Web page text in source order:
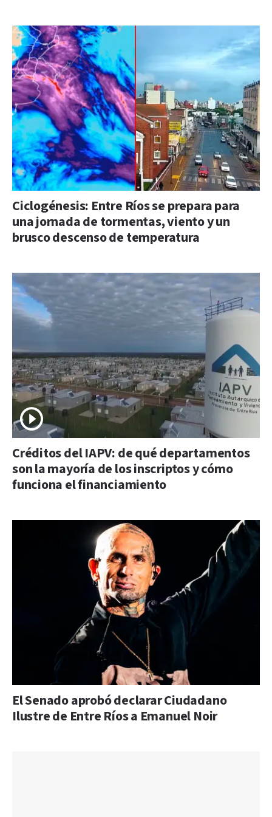
Ciclogénesis: Entre Ríos se prepara para
una jornada de tormentas, viento y un
brusco descenso de temperatura
Créditos del IAPV: de qué departamentos
son la mayoría de los inscriptos y cómo
funciona el financiamiento
El Senado aprobó declarar Ciudadano
Ilustre de Entre Ríos a Emanuel Noir